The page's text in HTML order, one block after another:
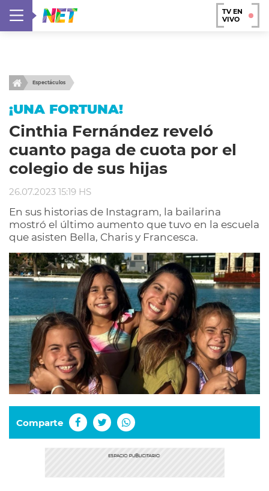
TV EN
VIVO
Espectáculos
¡UNA FORTUNA!
Cinthia Fernández reveló
cuanto paga de cuota por el
colegio de sus hijas
26.07.2023 15:19 HS
En sus historias de Instagram, la bailarina
mostró el último aumento que tuvo en la escuela
que asisten Bella, Charis y Francesca.
Comparte